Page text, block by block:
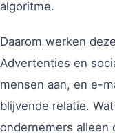
algoritme.
Daarom werken
Advertenties en
mensen aan, en e-
blijvende relatie.
ondernemers